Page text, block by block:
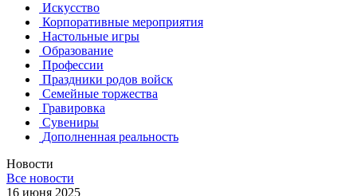
Искусство
Корпоративные мероприятия
Настольные игры
Образование
Профессии
Праздники родов войск
Семейные торжества
Гравировка
Сувениры
Дополненная реальность
Новости
Все новости
16 июня 2025